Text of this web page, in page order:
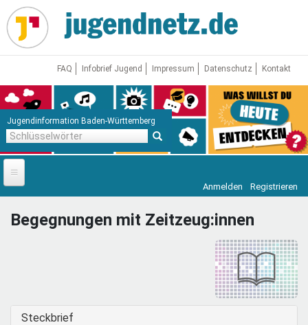
Direkt
zum
Inhalt
FAQ Infobrief Jugend Impressum Datenschutz Kontakt
Jugendinformation Baden-Württemberg
Startseite
News
Mentoren & Projekte
Anmelden Registrieren
Begegnungen mit Zeitzeug:innen
Ausblenden
Steckbrief